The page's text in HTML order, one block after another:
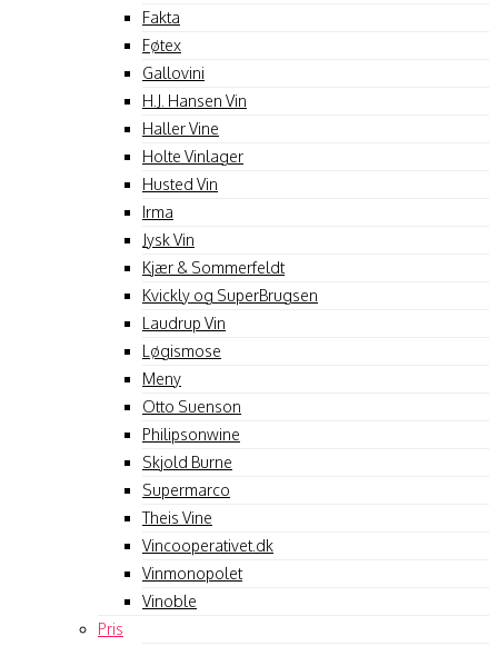
Fakta
Føtex
Gallovini
H.J. Hansen Vin
Haller Vine
Holte Vinlager
Husted Vin
Irma
Jysk Vin
Kjær & Sommerfeldt
Kvickly og SuperBrugsen
Laudrup Vin
Løgismose
Meny
Otto Suenson
Philipsonwine
Skjold Burne
Supermarco
Theis Vine
Vincooperativet.dk
Vinmonopolet
Vinoble
Pris